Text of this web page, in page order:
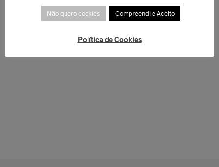
Não quero cookies Compreendi e Aceito
Política de Cookies